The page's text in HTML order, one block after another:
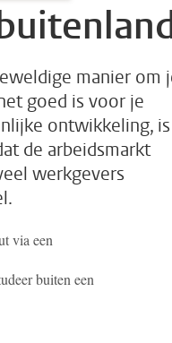
manier om
goed is voor je
ontwikkeling, is
de arbeidsmarkt
werkgevers
via een
buiten een